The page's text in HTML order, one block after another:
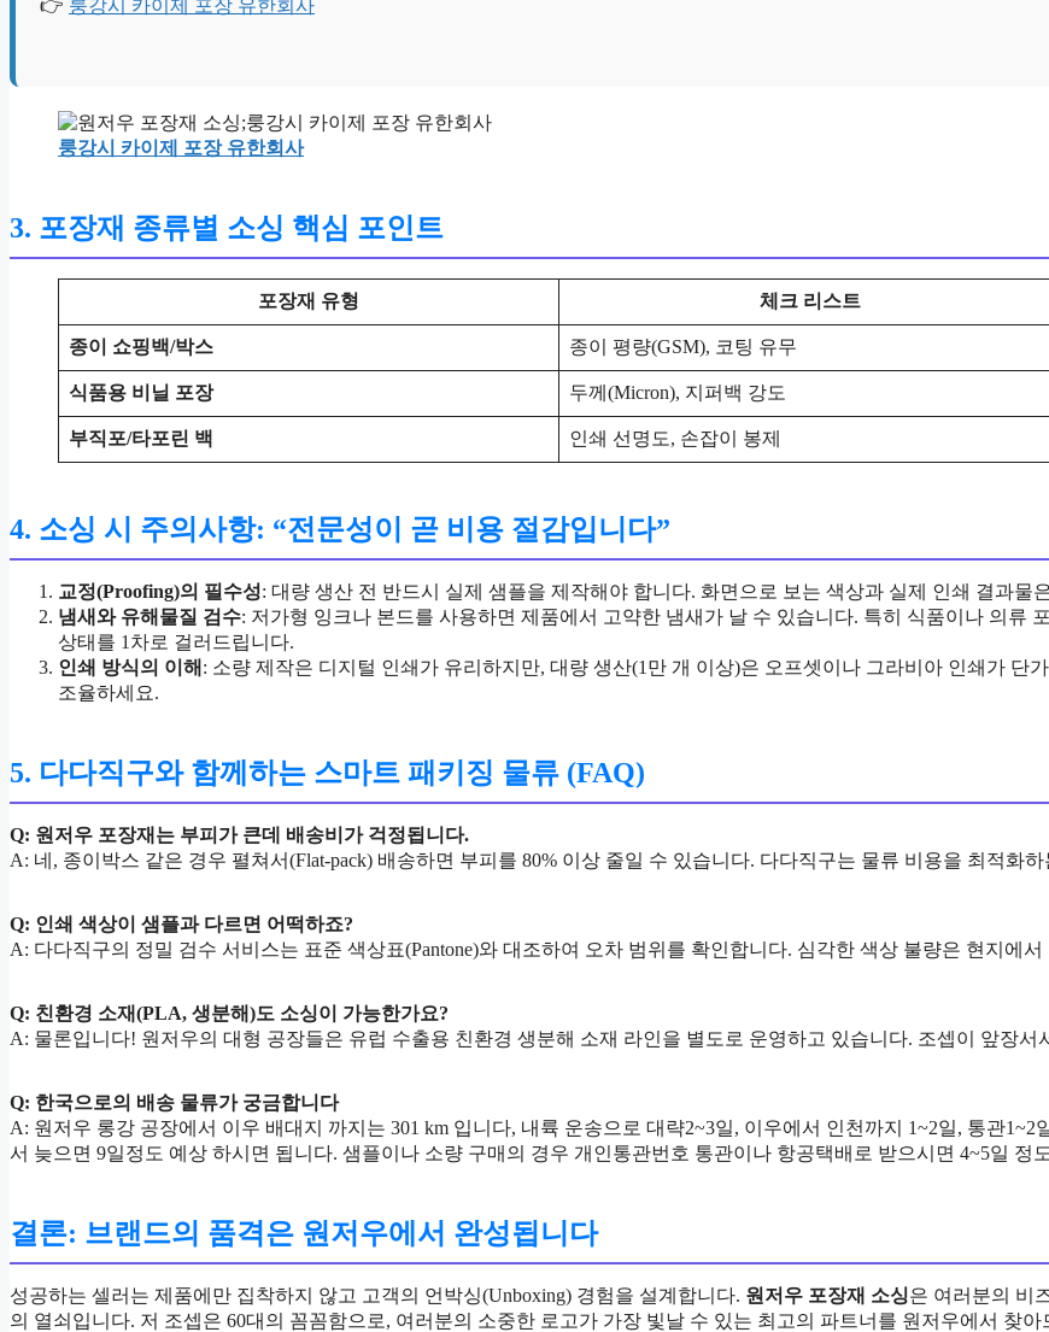
👉 룽강시 카이제 포장 유한회사
룽강시 카이제 포장 유한회사
3. 포장재 종류별 소싱 핵심 포인트
포장재 유형 체크 리스트
종이 쇼핑백/박스 종이 평량(GSM), 코팅 유무
식품용 비닐 포장 두께(Micron), 지퍼백 강도
부직포/타포린 백 인쇄 선명도, 손잡이 봉제
4. 소싱 시 주의사항: “전문성이 곧 비용 절감입니다”
교정(Proofing)의 필수성: 대량 생산 전 반드시 실제 샘플을 제작해야 합니다. 화면으로 보는 색상과 실제 인쇄 결과물
냄새와 유해물질 검수: 저가형 잉크나 본드를 사용하면 제품에서 고약한 냄새가 날 수 있습니다. 특히 식품이나 의류
상태를 1차로 걸러드립니다.
인쇄 방식의 이해 : 소량 제작은 디지털 인쇄가 유리하지만, 대량 생산(1만 개 이상)은 오프셋이나 그라비아 인쇄가 단
조율하세요.
5. 다다직구와 함께하는 스마트 패키징 물류 (FAQ)
Q: 원저우 포장재는 부피가 큰데 배송비가 걱정됩니다.
A: 네, 종이박스 같은 경우 펼쳐서(Flat-pack) 배송하면 부피를 80% 이상 줄일 수 있습니다. 다다직구는 물류 비용을 최적화
Q: 인쇄 색상이 샘플과 다르면 어떡하죠?
A: 다다직구의 정밀 검수 서비스는 표준 색상표(Pantone)와 대조하여 오차 범위를 확인합니다. 심각한 색상 불량은 현지에
Q: 친환경 소재(PLA, 생분해)도 소싱이 가능한가요?
A: 물론입니다! 원저우의 대형 공장들은 유럽 수출용 친환경 생분해 소재 라인을 별도로 운영하고 있습니다. 조셉이 앞장
Q: 한국으로의 배송 물류가 궁금합니다
A: 원저우 롱강 공장에서 이우 배대지 까지는 301 km 입니다, 내륙 운송으로 대략2~3일, 이우에서 인천까지 1~2일, 통관
서 늦으면 9일정도 예상 하시면 됩니다. 샘플이나 소량 구매의 경우 개인통관번호 통관이나 항공택배로 받으시면 4~5일 정
결론: 브랜드의 품격은 원저우에서 완성됩니다
성공하는 셀러는 제품에만 집착하지 않고 고객의 언박싱(Unboxing) 경험을 설계합니다. 원저우 포장재 소싱은 여러분의 비
의 열쇠입니다. 저 조셉은 60대의 꼼꼼함으로, 여러분의 소중한 로고가 가장 빛날 수 있는 최고의 파트너를 원저우에서 찾아